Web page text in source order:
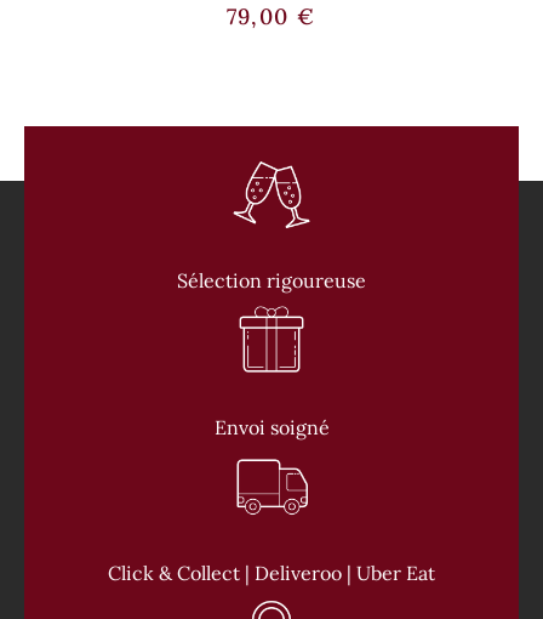
79,00 €
Sélection rigoureuse
Envoi soigné
Click & Collect | Deliveroo | Uber Eat